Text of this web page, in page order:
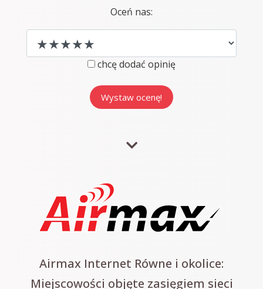
Oceń nas:
chcę dodać opinię
Airmax Internet Równe i okolice:
Miejscowości objęte zasięgiem sieci